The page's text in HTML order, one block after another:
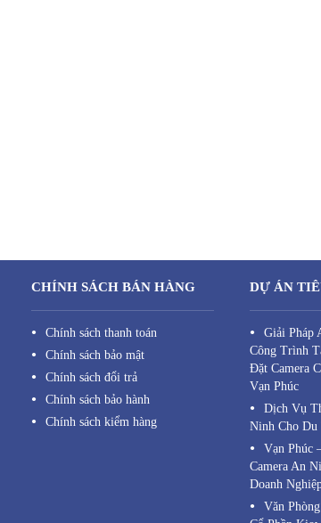
CHÍNH SÁCH BÁN HÀNG
Chính sách thanh toán
Chính sách bảo mật
Chính sách đổi trả
Chính sách bảo hành
Chính sách kiểm hàng
DỰ ÁN
Giải Pháp
Công Trình
Đặt Camera
Vạn Phúc
Dịch Vụ
Ninh Cho Du
Vạn Phúc
Camera An
Doanh
Văn